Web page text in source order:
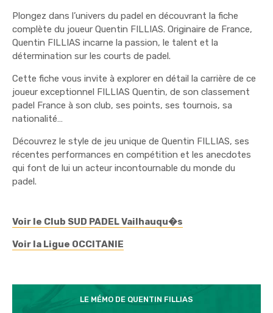
Plongez dans l’univers du padel en découvrant la fiche
complète du joueur Quentin FILLIAS. Originaire de France,
Quentin FILLIAS incarne la passion, le talent et la
détermination sur les courts de padel.
Cette fiche vous invite à explorer en détail la carrière de ce
joueur exceptionnel FILLIAS Quentin, de son classement
padel France à son club, ses points, ses tournois, sa
nationalité…
Découvrez le style de jeu unique de Quentin FILLIAS, ses
récentes performances en compétition et les anecdotes
qui font de lui un acteur incontournable du monde du
padel.
Voir le Club SUD PADEL Vailhauqu�s
Voir la Ligue OCCITANIE
LE MÉMO DE QUENTIN FILLIAS